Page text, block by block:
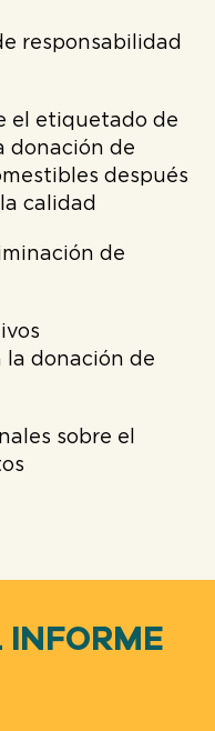
responsabilidad
el etiquetado de
donación de
después
calidad
de
donación de
sobre el
INFORME